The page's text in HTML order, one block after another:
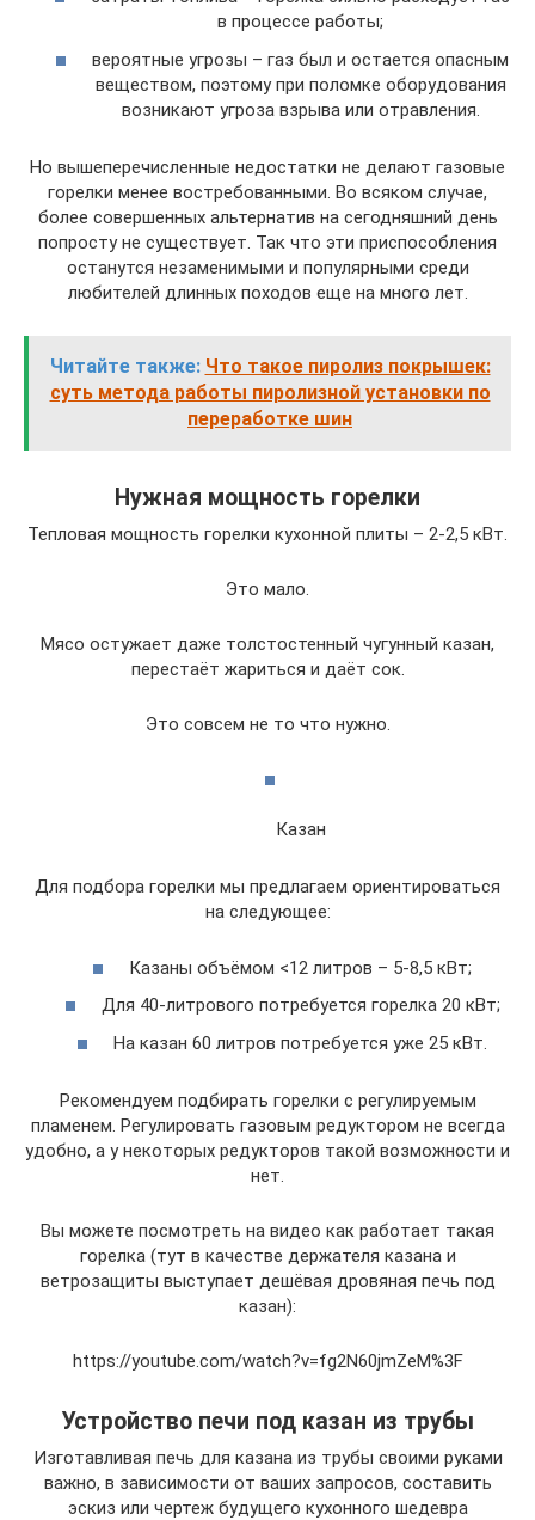
в процессе работы;
вероятные угрозы – газ был и остается опасным
веществом, поэтому при поломке оборудования
возникают угроза взрыва или отравления.
Но вышеперечисленные недостатки не делают газовые
горелки менее востребованными. Во всяком случае,
более совершенных альтернатив на сегодняшний день
попросту не существует. Так что эти приспособления
останутся незаменимыми и популярными среди
любителей длинных походов еще на много лет.
Читайте также: Что такое пиролиз покрышек:
суть метода работы пиролизной установки по
переработке шин
Нужная мощность горелки
Тепловая мощность горелки кухонной плиты – 2-2,5 кВт.
Это мало.
Мясо остужает даже толстостенный чугунный казан,
перестаёт жариться и даёт сок.
Это совсем не то что нужно.
Казан
Для подбора горелки мы предлагаем ориентироваться
на следующее:
Казаны объёмом <12 литров – 5-8,5 кВт;
Для 40-литрового потребуется горелка 20 кВт;
На казан 60 литров потребуется уже 25 кВт.
Рекомендуем подбирать горелки с регулируемым
пламенем. Регулировать газовым редуктором не всегда
удобно, а у некоторых редукторов такой возможности и
нет.
Вы можете посмотреть на видео как работает такая
горелка (тут в качестве держателя казана и
ветрозащиты выступает дешёвая дровяная печь под
казан):
https://youtube.com/watch?v=fg2N60jmZeM%3F
Устройство печи под казан из трубы
Изготавливая печь для казана из трубы своими руками
важно, в зависимости от ваших запросов, составить
эскиз или чертеж будущего кухонного шедевра